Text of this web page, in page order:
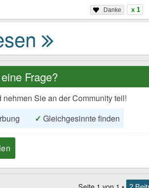
x 1
Frage?
nehmen Sie an der Community teil!
✓ Gleichgesinnte finden